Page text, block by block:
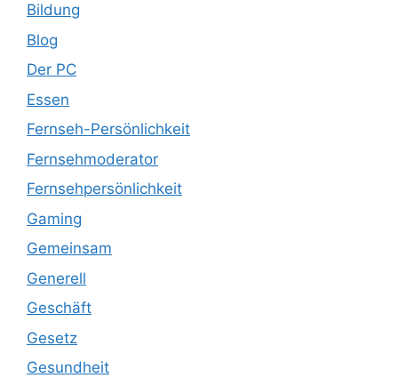
Bildung
Blog
Der PC
Essen
Fernseh-Persönlichkeit
Fernsehmoderator
Fernsehpersönlichkeit
Gaming
Gemeinsam
Generell
Geschäft
Gesetz
Gesundheit